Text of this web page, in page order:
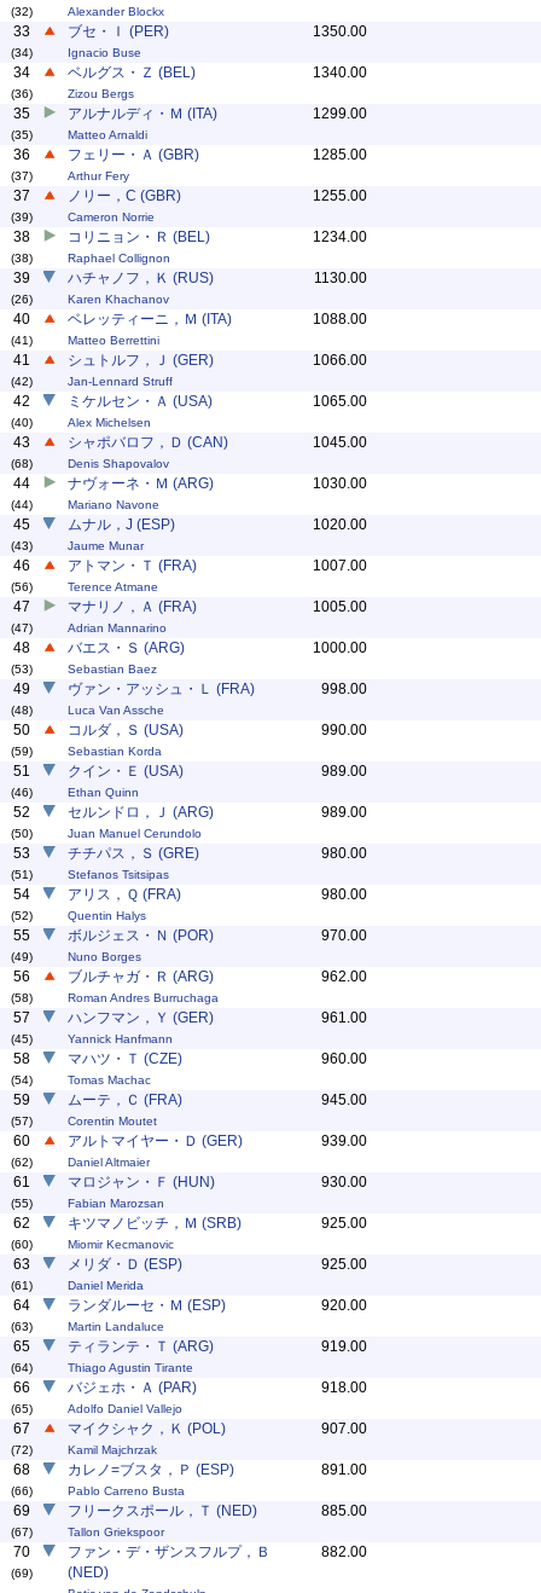
(32) Alexander Blockx
33
(34)
ブセ・Ｉ (PER)
Ignacio Buse
1350.00
34
(36)
ベルグス・Ｚ (BEL)
Zizou Bergs
1340.00
35
(35)
アルナルディ・Ｍ (ITA)
Matteo Arnaldi
1299.00
36
(37)
フェリー・Ａ (GBR)
Arthur Fery
1285.00
37
(39)
ノリー，C (GBR)
Cameron Norrie
1255.00
38
(38)
コリニョン・Ｒ (BEL)
Raphael Collignon
1234.00
39
(26)
ハチャノフ，Ｋ (RUS)
Karen Khachanov
1130.00
40
(41)
ベレッティーニ，Ｍ (ITA)
Matteo Berrettini
1088.00
41
(42)
シュトルフ，Ｊ (GER)
Jan-Lennard Struff
1066.00
42
(40)
ミケルセン・Ａ (USA)
Alex Michelsen
1065.00
43
(68)
シャポバロフ，Ｄ (CAN)
Denis Shapovalov
1045.00
44
(44)
ナヴォーネ・Ｍ (ARG)
Mariano Navone
1030.00
45
(43)
ムナル，J (ESP)
Jaume Munar
1020.00
46
(56)
アトマン・Ｔ (FRA)
Terence Atmane
1007.00
47
(47)
マナリノ，Ａ (FRA)
Adrian Mannarino
1005.00
48
(53)
バエス・Ｓ (ARG)
Sebastian Baez
1000.00
49
(48)
ヴァン・アッシュ・Ｌ (FRA)
Luca Van Assche
998.00
50
(59)
コルダ，Ｓ (USA)
Sebastian Korda
990.00
51
(46)
クイン・Ｅ (USA)
Ethan Quinn
989.00
52
(50)
セルンドロ，Ｊ (ARG)
Juan Manuel Cerundolo
989.00
53
(51)
チチパス，Ｓ (GRE)
Stefanos Tsitsipas
980.00
54
(52)
アリス，Ｑ (FRA)
Quentin Halys
980.00
55
(49)
ボルジェス・Ｎ (POR)
Nuno Borges
970.00
56
(58)
ブルチャガ・Ｒ (ARG)
Roman Andres Burruchaga
962.00
57
(45)
ハンフマン，Ｙ (GER)
Yannick Hanfmann
961.00
58
(54)
マハツ・Ｔ (CZE)
Tomas Machac
960.00
59
(57)
ムーテ，Ｃ (FRA)
Corentin Moutet
945.00
60
(62)
アルトマイヤー・Ｄ (GER)
Daniel Altmaier
939.00
61
(55)
マロジャン・Ｆ (HUN)
Fabian Marozsan
930.00
62
(60)
キツマノビッチ，Ｍ (SRB)
Miomir Kecmanovic
925.00
63
(61)
メリダ・Ｄ (ESP)
Daniel Merida
925.00
64
(63)
ランダルーセ・Ｍ (ESP)
Martin Landaluce
920.00
65
(64)
ティランテ・Ｔ (ARG)
Thiago Agustin Tirante
919.00
66
(65)
バジェホ・Ａ (PAR)
Adolfo Daniel Vallejo
918.00
67
(72)
マイクシャク，Ｋ (POL)
Kamil Majchrzak
907.00
68
(66)
カレノ=ブスタ，Ｐ (ESP)
Pablo Carreno Busta
891.00
69
(67)
フリークスポール，Ｔ (NED)
Tallon Griekspoor
885.00
70
(69)
ファン・デ・ザンスフルプ，Ｂ
(NED)
882.00